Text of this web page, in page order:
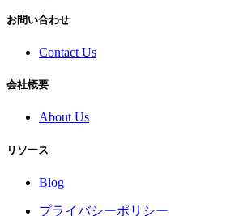
お問い合わせ
Contact Us
会社概要
About Us
リソース
Blog
プライバシーポリシー